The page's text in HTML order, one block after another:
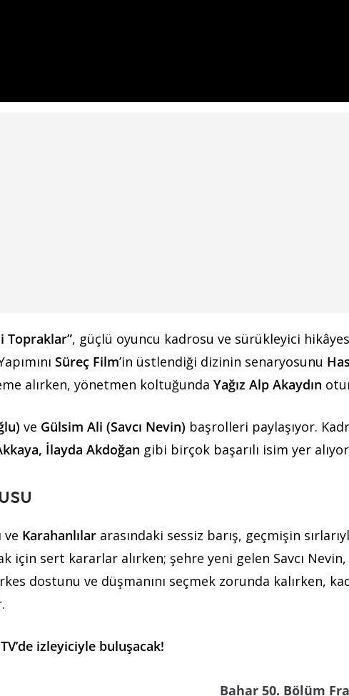
Topraklar”, güçlü oyuncu kadrosu ve sürükleyici
Süreç Film’in üstlendiği dizinin senaryosunu
alırken, yönetmen koltuğunda Yağız Alp Akaydın
ve Gülsim Ali (Savcı Nevin) başrolleri paylaşıyor.
İlayda Akdoğan gibi birçok başarılı isim yer
ve Karahanlılar arasındaki sessiz barış, geçmişin
için sert kararlar alırken; şehre yeni gelen Savcı
dostunu ve düşmanını seçmek zorunda kalırken,
izleyiciyle buluşacak!
Bahar 50. Bölüm